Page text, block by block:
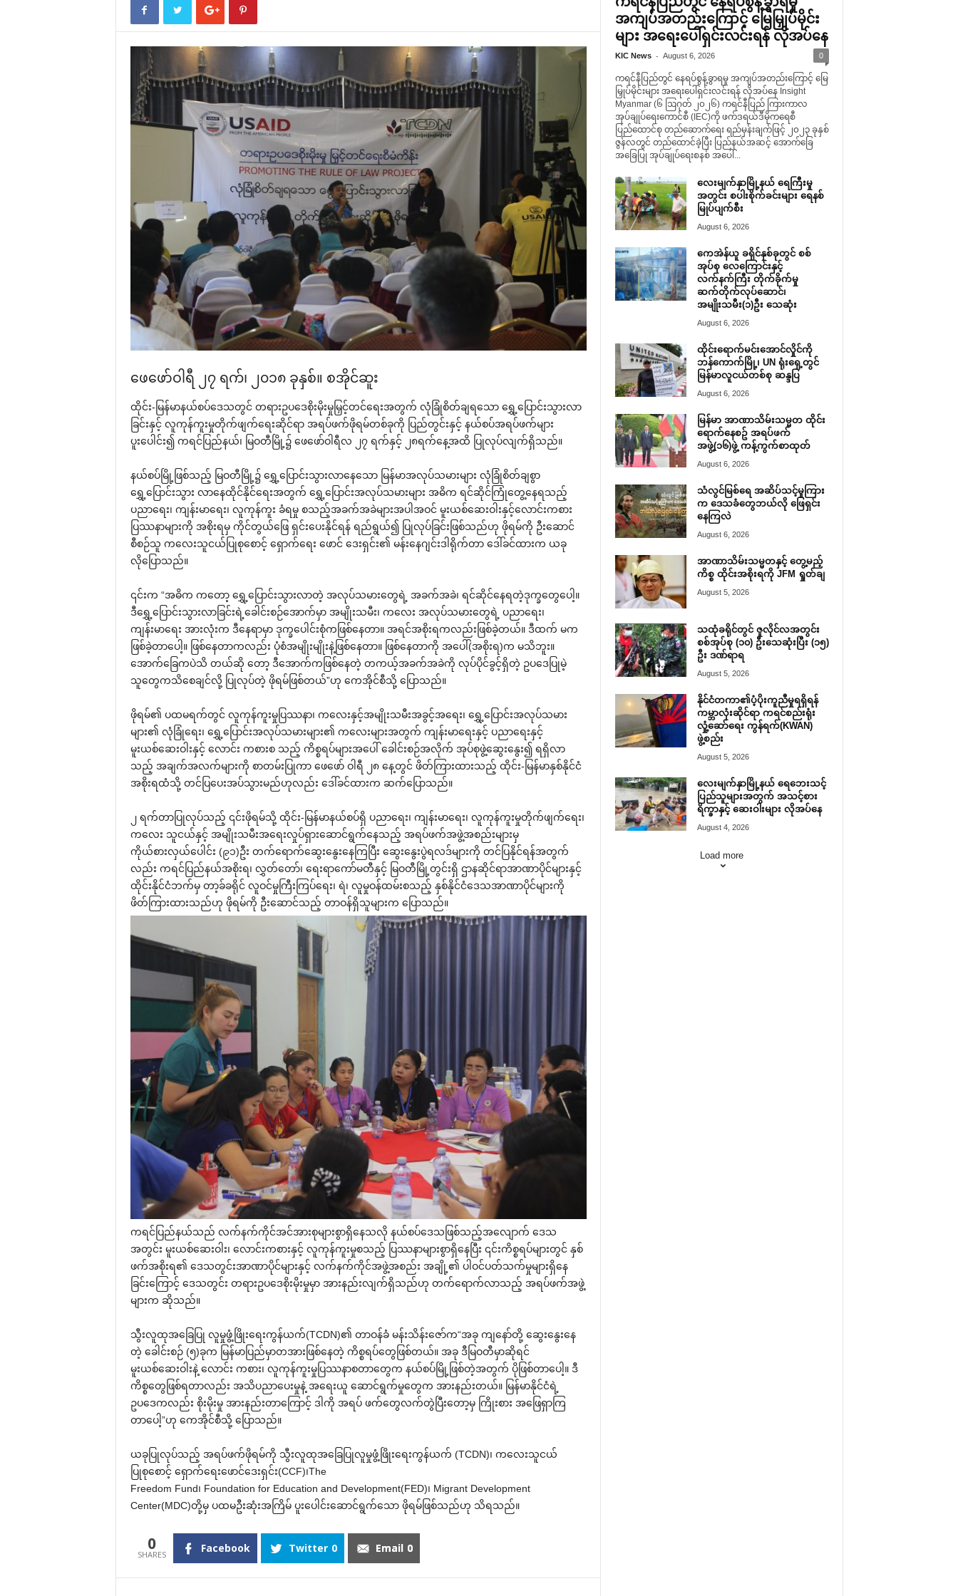
‌ဖေ‌ဖော်ဝါရီ ၂၇ ရက်၊ ၂၀၁၈ ခုနှစ်။ စအိုင်ဆူး
ထိုင်း-မြန်မာနယ်စပ်‌ဒေသတွင် တရားဥပ‌ဒေစိုးမိုးမှုမြှင့်တင်‌ရေးအတွက် လုံခြုံစိတ်ချရ‌သော ‌ရွှေ့‌ပြောင်းသွားလာ
ခြင်းနှင့် လူကုန်ကူးမှုတိုက်ဖျက်‌ရေးဆိုင်ရာ အရပ်ဖက်ဖိုရမ်တစ်ခုကို ပြည်တွင်းနှင့် နယ်စပ်အရပ်ဖက်များ
ပူး‌ပေါင်း၍ ကရင်ပြည်နယ်၊ မြဝတီမြို့၌ ‌ဖေ‌ဖော်ဝါရီလ ၂၇ ရက်နှင့် ၂၈ရက်‌နေ့အထိ ပြုလုပ်လျက်ရှိသည်။
နယ်စပ်မြို့ဖြစ်သည့် မြဝတီမြို့၌ ‌ရွှေ့‌ပြောင်းသွားလာ‌နေ‌သော မြန်မာအလုပ်သမားများ လုံခြုံစိတ်ချစွာ
‌ရွှေ့‌ပြောင်းသွား လာ‌နေထိုင်နိုင်‌ရေးအတွက် ‌ရွှေ့‌ပြောင်းအလုပ်သမားများ အဓိက ရင်ဆိုင်ကြုံ‌တွေ့‌နေရသည့်
ပညာ‌ရေး၊ ကျန်းမာ‌ရေး၊ လူကုန်ကူး ခံရမှု စသည့်အခက်အခဲများအပါအဝင် မူးယစ်‌ဆေးဝါးနှင့်‌လောင်းကစား
ပြဿနာများကို အစိုးရမှ ကိုင်တွယ်‌ဖြေ ရှင်း‌ပေးနိုင်ရန် ရည်ရွယ်၍ ပြုလုပ်ခြင်းဖြစ်သည်ဟု ဖိုရမ်ကို ဦး‌ဆောင်
စီစဉ်သူ က‌လေးသူငယ်ပြုစု‌စောင့် ‌ရှောက်‌ရေး ‌ဖောင် ‌ဒေးရှင်း၏ မန်း‌နေဂျင်းဒါရိုက်တာ ‌ဒေါ်ခင်ထားက ယခု
လို‌ပြောသည်။
၎င်းက “အဓိက က‌တော့ ‌ရွှေ့‌ပြောင်းသွားလာတဲ့ အလုပ်သမား‌တွေရဲ့ အခက်အခဲ၊ ရင်ဆိုင်‌နေရတဲ့ဒုက္ခ‌တွေ‌ပေါ့။
ဒီ‌ရွှေ့‌ပြောင်းသွားလာခြင်းရဲ့‌ခေါင်းစဉ်‌အောက်မှာ အမျိုးသမီး၊ က‌လေး အလုပ်သမား‌တွေရဲ့ ပညာ‌ရေး၊
ကျန်းမာ‌ရေး အားလုံးက ဒီ‌နေရာမှာ ဒုက္ခ‌ပေါင်းစုံကဖြစ်‌နေတာ။ အရင်အစိုးရကလည်းဖြစ်ခဲ့တယ်။ ဒီထက် မက
ဖြစ်ခဲ့တာ‌ပေါ့။ ဖြစ်‌နေတာကလည်း ပုံစံအမျိုးမျိုးနဲ့ဖြစ်‌နေတာ။ ဖြစ်‌နေတာကို အ‌ပေါ်(အစိုးရ)က မသိဘူး။
‌အောက်‌ခြေကပဲသိ တယ်ဆို ‌တော့ ဒီ‌အောက်ကဖြစ်‌နေတဲ့ တကယ့်အခက်အခဲကို လုပ်ပိုင်ခွင့်ရှိတဲ့ ဥပ‌ဒေပြုမဲ့
သူ‌တွေကသိ‌စေချင်လို့ ပြုလုပ်တဲ့ ဖိုရမ်ဖြစ်တယ်”ဟု ‌ကေအိုင်စီသို့ ‌ပြောသည်။
ဖိုရမ်၏ ပထမရက်တွင် လူကုန်ကူးမှုပြဿနာ၊ က‌လေးနှင့်အမျိုးသမီးအခွင့်အ‌ရေး၊ ‌ရွှေ့‌ပြောင်းအလုပ်သမား
များ၏ လုံခြုံ‌ရေး၊ ‌ရွှေ့‌ပြောင်းအလုပ်သမားများ၏ က‌လေးများအတွက် ကျန်းမာ‌ရေးနှင့် ပညာ‌ရေးနှင့်
မူးယစ်‌ဆေးဝါးနှင့် ‌လောင်း ကစားစ သည့် ကိစ္စရပ်များအ‌ပေါ် ‌ခေါင်းစဉ်အလိုက် အုပ်စုဖွဲ့‌ဆွေး‌နွေး၍ ရရှိလာ
သည့် အချက်အလက်များကို စာတမ်းပြုကာ ‌ဖေ‌ဖော် ဝါရီ ၂၈ ‌နေ့တွင် ဖိတ်ကြားထားသည့် ထိုင်း-မြန်မာနှစ်နိုင်ငံ
အစိုးရထံသို့ တင်ပြ‌ပေးအပ်သွားမည်ဟုလည်း ‌ဒေါ်ခင်ထားက ဆက်‌ပြောသည်။
၂ ရက်တာပြုလုပ်သည့် ၎င်းဖိုရမ်သို့ ထိုင်း-မြန်မာနယ်စပ်ရှိ ပညာ‌ရေး၊ ကျန်းမာ‌ရေး၊ လူကုန်ကူးမှုတိုက်ဖျက်‌ရေး၊
က‌လေး သူငယ်နှင့် အမျိုးသမီးအ‌ရေးလှုပ်ရှား‌ဆောင်ရွက်‌နေသည့် အရပ်ဖက်အဖွဲ့အစည်းများမှ
ကိုယ်စားလှယ်‌ပေါင်း (၉၁)ဦး တက်‌ရောက်‌ဆွေး‌နွေး‌နေကြပြီး ‌ဆွေး‌နွေးပွဲရလဒ်များကို တင်ပြနိုင်ရန်အတွက်
လည်း ကရင်ပြည်နယ်အစိုးရ၊ လွှတ်‌တော်၊ ‌ရေးရာ‌ကော်မတီနှင့် မြဝတီမြို့တွင်းရှိ ဌာနဆိုင်ရာအာဏာပိုင်များနှင့်
ထိုင်းနိုင်ငံဘက်မှ တာ့ခ်ခရိုင် လူဝင်မှုကြီးကြပ်‌ရေး၊ ရဲ၊ လူမှုဝန်ထမ်းစသည့် နှစ်နိုင်ငံ‌ဒေသအာဏာပိုင်များကို
ဖိတ်ကြားထားသည်ဟု ဖိုရမ်ကို ဦး‌ဆောင်သည့် တာဝန်ရှိသူများက ‌ပြောသည်။
ကရင်ပြည်နယ်သည် လက်နက်ကိုင်အင်အားစုများစွာရှိ‌နေသလို နယ်စပ်‌ဒေသဖြစ်သည့်အ‌လျောက် ‌ဒေသ
အတွင်း မူးယစ်‌ဆေးဝါး၊ ‌လောင်းကစားနှင့် လူကုန်ကူးမှုစသည့် ပြဿနာများစွာရှိ‌နေပြီး ၎င်းကိစ္စရပ်များတွင် နှစ်
ဖက်အစိုးရ၏ ‌ဒေသတွင်းအာဏာပိုင်များနှင့် လက်နက်ကိုင်အဖွဲ့အစည်း အချို့၏ ပါဝင်ပတ်သက်မှုများရှိ‌နေ
ခြင်း‌ကြောင့် ‌ဒေသတွင်း တရားဥပ‌ဒေစိုးမိုးမှုမှာ အားနည်းလျက်ရှိသည်ဟု တက်‌ရောက်လာသည့် အရပ်ဖက်အဖွဲ့
များက ဆိုသည်။
သွီးလူထုအ‌ခြေပြု လူမှုဖွံ့ဖြိုး‌ရေးကွန်ယက်(TCDN)၏ တာဝန်ခံ မန်းသိန်း‌ဇော်က“အခု ကျ‌နော်တို့ ‌ဆွေး‌နွေး‌နေ
တဲ့ ‌ခေါင်းစဉ် (၅)ခုက မြန်မာပြည်မှာတအားဖြစ်‌နေတဲ့ ကိစ္စရပ်‌တွေဖြစ်တယ်။ အခု ဒီမြဝတီမှာဆိုရင်
မူးယစ်‌ဆေးဝါးနဲ့ ‌လောင်း ကစား၊ လူကုန်ကူးမှုပြဿနာစတာ‌တွေက နယ်စပ်မြို့ဖြစ်တဲ့အတွက် ပိုဖြစ်တာ‌ပေါ့။ ဒီ
ကိစ္စ‌တွေဖြစ်ရတာလည်း အသိပညာ‌ပေးမှုနဲ့ အ‌ရေးယူ ‌ဆောင်ရွက်မှု‌တွေက အားနည်းတယ်။ မြန်မာနိုင်ငံရဲ့
ဥပ‌ဒေကလည်း စိုးမိုးမှု အားနည်းတာ‌ကြောင့် ဒါကို အရပ် ဖက်‌တွေလက်တွဲပြီး‌တော့မှ ကြိုးစား အ‌ဖြေရှာကြ
တာ‌ပေါ့”ဟု ‌ကေအိုင်စီသို့ ‌ပြောသည်။
ယခုပြုလုပ်သည့် အရပ်ဖက်ဖိုရမ်ကို သွီးလူထုအ‌ခြေပြုလူမှုဖွံ့ဖြိုး‌ရေးကွန်ယက် (TCDN)၊ က‌လေးသူငယ်
ပြုစု‌စောင့် ‌ရှောက်‌ရေး‌ဖောင်‌ဒေးရှင်း(CCF)၊The
Freedom Fund၊ Foundation for Education and Development(FED)၊ Migrant Development
Center(MDC)တို့မှ ပထမဦးဆုံးအကြိမ် ပူး‌ပေါင်း‌ဆောင်ရွက်‌သော ဖိုရမ်ဖြစ်သည်ဟု သိရသည်။
0 Facebook Twitter 0 Email 0
အကျပ်အတည်းကြောင့် မြေမြှုပ်မိုင်း
များ အရေးပေါ်ရှင်းလင်းရန် လိုအပ်နေ
KIC News - August 6, 2026 0
ကရင်နီပြည်တွင် နေရပ်စွန့်ခွာရမှု အကျပ်အတည်းကြောင့် မြေ
မြှုပ်မိုင်းများ အရေးပေါ်ရှင်းလင်းရန် လိုအပ်နေ Insight
Myanmar (၆ ဩဂုတ် ၂၀၂၆) ကရင်နီပြည် ကြားကာလ
အုပ်ချုပ်ရေးကောင်စီ (IEC)ကို ဖက်ဒရယ်ဒီမိုကရေစီ
ပြည်ထောင်စု တည်ဆောက်ရေး ရည်မှန်းချက်ဖြင့် ၂၀၂၃ ခုနှစ်
ဇွန်လတွင် တည်ထောင်ခဲ့ပြီး ပြည်နယ်အဆင့် အောက်ခြေ
အခြေပြု အုပ်ချုပ်ရေးစနစ် အပေါ်...
လေးမျက်နှာမြို့နယ် ရေကြီးမှု
အတွင်း စပါးစိုက်ခင်းများ ရေနစ်
မြုပ်ပျက်စီး
August 6, 2026
ကေအဲန်ယူ ခရိုင်နှစ်ခုတွင် စစ်
အုပ်စု လေကြောင်းနှင့်
လက်နက်ကြီး တိုက်ခိုက်မှု
ဆက်တိုက်လုပ်ဆောင်၊
အမျိုးသမီး(၁)ဦး သေဆုံး
August 6, 2026
ထိုင်းရောက်မင်းအောင်လှိုင်ကို
ဘန်ကောက်မြို့၊ UN ရုံးရှေ့တွင်
မြန်မာလူငယ်တစ်စု ဆန္ဒပြ
August 6, 2026
မြန်မာ အာဏာသိမ်းသမ္မတ ထိုင်း
ရောက်နေစဥ် အရပ်ဖက်
အဖွဲ့(၁၆)ဖွဲ့ ကန့်ကွက်စာထုတ်
August 6, 2026
သံလွင်မြစ်ရေ အဆိပ်သင့်မှုကြား
က ဒေသခံတွေဘယ်လို ဖြေရှင်း
နေကြလဲ
August 6, 2026
အာဏာသိမ်းသမ္မတနှင့် တွေ့မည့်
ကိစ္စ ထိုင်းအစိုးရကို JFM ရှုတ်ချ
August 5, 2026
သထုံခရိုင်တွင် ဇူလိုင်လအတွင်း
စစ်အုပ်စု (၁၀) ဦးသေဆုံးပြီး (၁၅)
ဦး ဒဏ်ရာရ
August 5, 2026
နိုင်ငံတကာ၏ပံ့ပိုးကူညီမှုရရှိရန်
ကမ္ဘာလုံးဆိုင်ရာ ကရင်စည်းရုံး
လှုံ့ဆော်ရေး ကွန်ရက်(KWAN)
ဖွဲ့စည်း
August 5, 2026
လေးမျက်နှာမြို့နယ် ရေဘေးသင့်
ပြည်သူများအတွက် အသင့်စား
ရိက္ခာနှင့် ဆေးဝါးများ လိုအပ်နေ
August 4, 2026
Load more